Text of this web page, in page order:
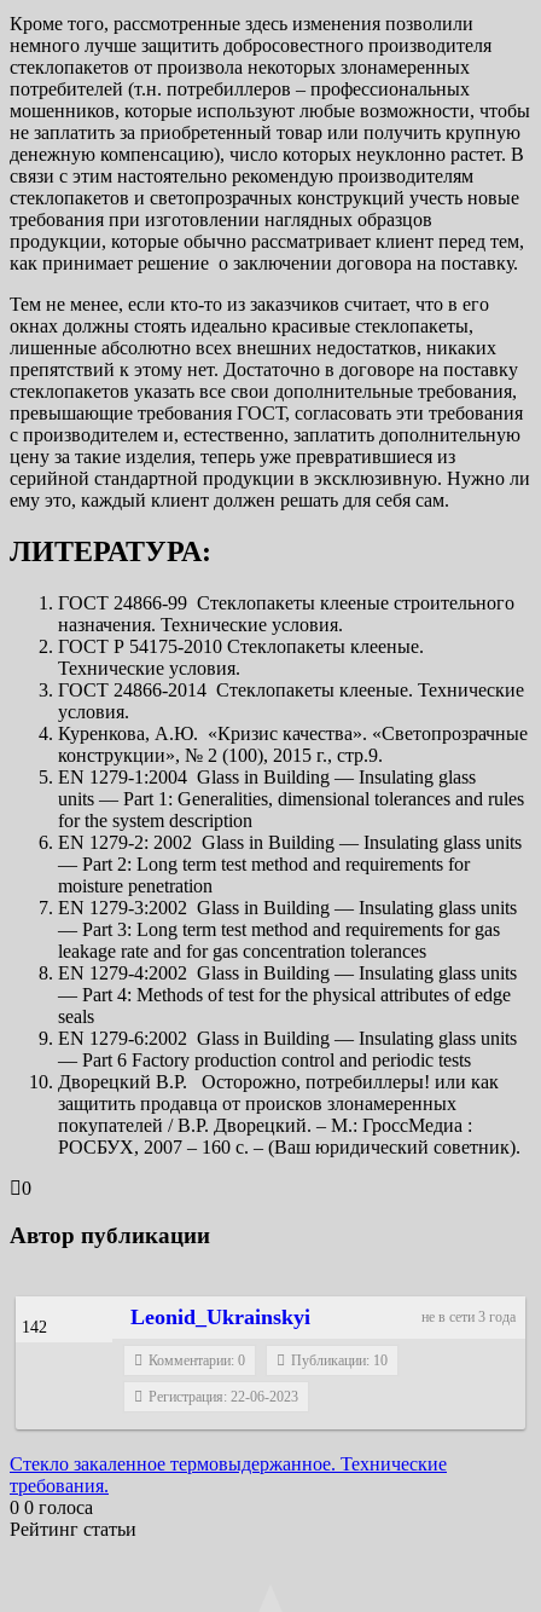
Кроме того, рассмотренные здесь изменения позволили
немного лучше защитить добросовестного производителя
стеклопакетов от произвола некоторых злонамеренных
потребителей (т.н. потребиллеров – профессиональных
мошенников, которые используют любые возможности, чтобы
не заплатить за приобретенный товар или получить крупную
денежную компенсацию), число которых неуклонно растет. В
связи с этим настоятельно рекомендую производителям
стеклопакетов и светопрозрачных конструкций учесть новые
требования при изготовлении наглядных образцов
продукции, которые обычно рассматривает клиент перед тем,
как принимает решение о заключении договора на поставку.
Тем не менее, если кто-то из заказчиков считает, что в его
окнах должны стоять идеально красивые стеклопакеты,
лишенные абсолютно всех внешних недостатков, никаких
препятствий к этому нет. Достаточно в договоре на поставку
стеклопакетов указать все свои дополнительные требования,
превышающие требования ГОСТ, согласовать эти требования
с производителем и, естественно, заплатить дополнительную
цену за такие изделия, теперь уже превратившиеся из
серийной стандартной продукции в эксклюзивную. Нужно ли
ему это, каждый клиент должен решать для себя сам.
ЛИТЕРАТУРА:
ГОСТ 24866-99 Стеклопакеты клееные строительного
назначения. Технические условия.
ГОСТ Р 54175-2010 Стеклопакеты клееные.
Технические условия.
ГОСТ 24866-2014 Стеклопакеты клееные. Технические
условия.
Куренкова, А.Ю. «Кризис качества». «Светопрозрачные
конструкции», № 2 (100), 2015 г., стр.9.
EN 1279-1:2004 Glass in Building — Insulating glass
units — Part 1: Generalities, dimensional tolerances and rules
for the system description
EN 1279-2: 2002 Glass in Building — Insulating glass units
— Part 2: Long term test method and requirements for
moisture penetration
EN 1279-3:2002 Glass in Building — Insulating glass units
— Part 3: Long term test method and requirements for gas
leakage rate and for gas concentration tolerances
EN 1279-4:2002 Glass in Building — Insulating glass units
— Part 4: Methods of test for the physical attributes of edge
seals
EN 1279-6:2002 Glass in Building — Insulating glass units
— Part 6 Factory production control and periodic tests
Дворецкий В.Р. Осторожно, потребиллеры! или как
защитить продавца от происков злонамеренных
покупателей / В.Р. Дворецкий. – М.: ГроссМедиа :
РОСБУХ, 2007 – 160 с. – (Ваш юридический советник).
0
Автор публикации
не в сети 3 года
Leonid_Ukrainskyi
142
Комментарии: 0 Публикации: 10
Регистрация: 22-06-2023
Навигация
по
записям
Стекло закаленное термовыдержанное. Технические
требования.
0 0 голоса
Рейтинг статьи